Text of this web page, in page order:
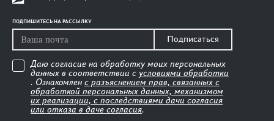
ПОДПИШИТЕСЬ НА РАССЫЛКУ
Подписаться
Даю согласие на обработку моих персональных
данных в соответствии с условиями обработки
. Ознакомлен с разъяснением прав, связанных с
обработкой персональных данных, механизмом
их реализации, с последствиями дачи согласия
или отказа в даче согласия.